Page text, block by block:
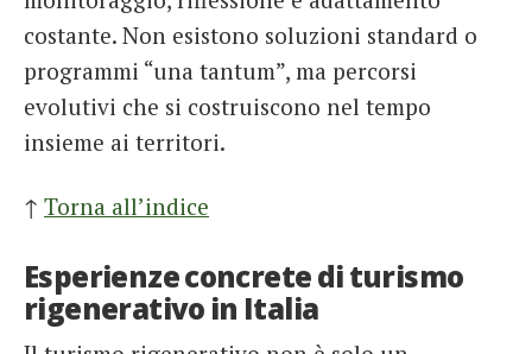
costante. Non esistono soluzioni standard o
programmi “una tantum”, ma percorsi
evolutivi che si costruiscono nel tempo
insieme ai territori.
↑ Torna all’indice
Esperienze concrete di turismo
rigenerativo in Italia